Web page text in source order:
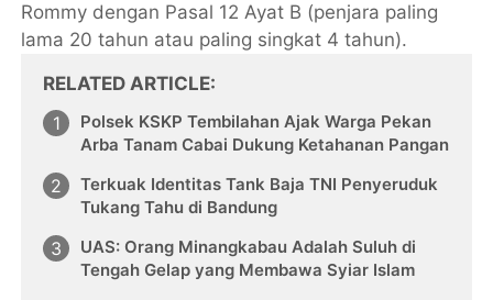
Rommy dengan Pasal 12 Ayat B (penjara paling
lama 20 tahun atau paling singkat 4 tahun).
RELATED ARTICLE
Polsek KSKP Tembilahan Ajak Warga Pekan
Arba Tanam Cabai Dukung Ketahanan Pangan
Terkuak Identitas Tank Baja TNI Penyeruduk
Tukang Tahu di Bandung
UAS: Orang Minangkabau Adalah Suluh di
Tengah Gelap yang Membawa Syiar Islam